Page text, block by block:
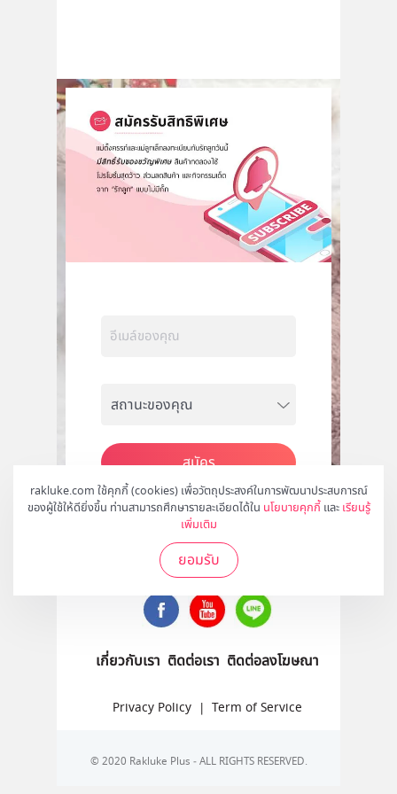
rakluke.com ใช้คุกกี้ (cookies) เพื่อวัตถุประสงค์ในการพัฒนาประสบการณ์
ของผู้ใช้ให้ดียิ่งขึ้น ท่านสามารถศึกษารายละเอียดได้ใน นโยบายคุกกี้ และ เรียนรู้
เพิ่มเติม
ยอมรับ
สมัคร
ติดตามเราได้ที่
เกี่ยวกับเรา ติดต่อเรา ติดต่อลงโฆษณา
Privacy Policy | Term of Service
© 2020 Rakluke Plus - ALL RIGHTS RESERVED.